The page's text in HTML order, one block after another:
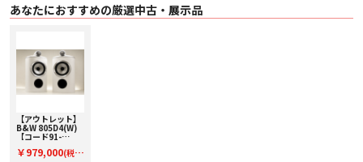
あなたにおすすめの厳選中古・展示品
【アウトレット】
B&W 805D4(W)
【コード91-
シェルフスピーカ
￥979,000(税